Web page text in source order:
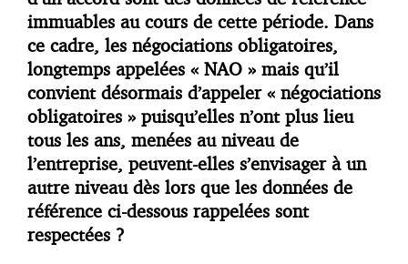
immuables au cours de cette période. Dans
ce cadre, les négociations obligatoires,
longtemps appelées « NAO » mais qu’il
convient désormais d’appeler « négociations
obligatoires » puisqu’elles n’ont plus lieu
tous les ans, menées au niveau de
l’entreprise, peuvent-elles s’envisager à un
autre niveau dès lors que les données de
référence ci-dessous rappelées sont
respectées ?